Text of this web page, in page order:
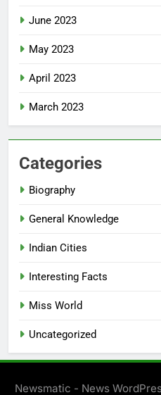
June 2023
May 2023
April 2023
March 2023
Categories
Biography
General Knowledge
Indian Cities
Interesting Facts
Miss World
Uncategorized
Newsmatic - News